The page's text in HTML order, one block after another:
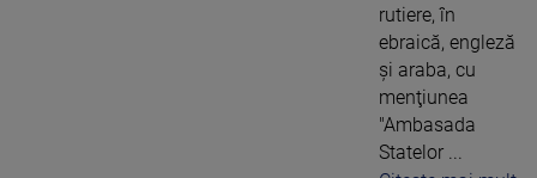
rutiere, în
ebraică, engleză
şi araba, cu
menţiunea
"Ambasada
Statelor ...